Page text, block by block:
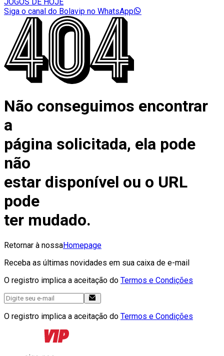
Siga o canal do Bolavip no WhatsApp
Não conseguimos encontrar
a
página solicitada, ela pode
não
estar disponível ou o URL
pode
ter mudado.
Retornar à nossaHomepage
Receba as últimas novidades em sua caixa de e-mail
O registro implica a aceitação do Termos e Condições
O registro implica a aceitação do Termos e Condições